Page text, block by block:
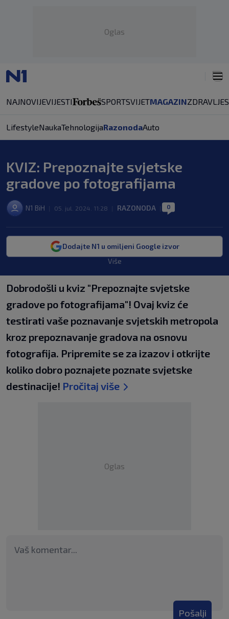
Oglas
NAJNOVIJEVIJESTI SPORTSVIJETMAGAZINZDRAVLJE
LifestyleNaukaTehnologijaRazonodaAuto
KVIZ: Prepoznajte svjetske
gradove po fotografijama
N1 BiH 05. jul. 2024. 11:28 RAZONODA 0
Dodajte N1 u omiljeni Google izvor
Više
Dobrodošli u kviz "Prepoznajte svjetske
gradove po fotografijama"! Ovaj kviz će
testirati vaše poznavanje svjetskih metropola
kroz prepoznavanje gradova na osnovu
fotografija. Pripremite se za izazov i otkrijte
koliko dobro poznajete poznate svjetske
destinacije! Pročitaj više
Oglas
Pošalji